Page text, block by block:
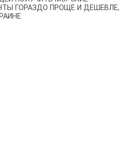
ГОРАЗДО ПРОЩЕ И ДЕШЕВЛЕ,